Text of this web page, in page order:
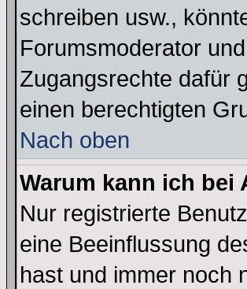
schreiben usw.,
Forumsmoderator
Zugangsrechte dafür
einen berechtigten
Nach oben
Warum kann ich
Nur registrierte
eine Beeinflussung
hast und immer noch